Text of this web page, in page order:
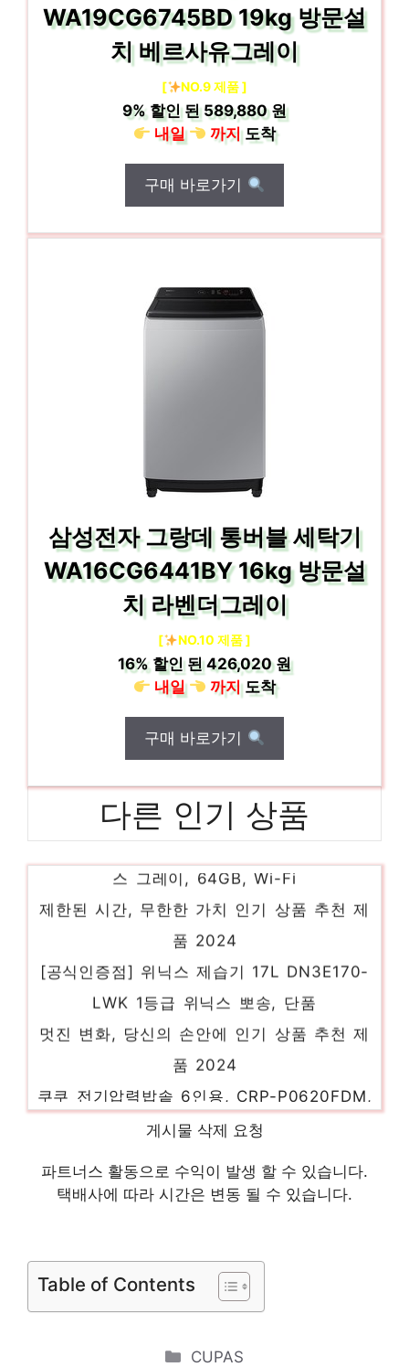
WA19CG6745BD 19kg 방문설
치 베르사유그레이
[ NO.9 제품 ]
9%할인 된589,880 원
내일
까지도착
구매 바로가기
삼성전자 그랑데 통버블 세탁기
WA16CG6441BY 16kg 방문설
치 라벤더그레이
[ NO.10 제품 ]
16%할인 된426,020 원
내일
까지도착
구매 바로가기
다른 인기 상품
Apple 아이패드 10.2 2021년 9세대, 스페이
제한된 시간, 무한한 가치 인기 상품 추천 제
품 2024
[공식인증점] 위닉스 제습기 17L DN3E170-
LWK 1등급 위닉스 뽀송, 단품
멋진 변화, 당신의 손안에 인기 상품 추천 제
품 2024
쿠쿠 전기압력밥솥 6인용, CRP-P0620FDM,
블랙
혜택 가득, 지금 바로 적용! 인기 상품 추천
제품 2024
추천 제품 2024
홈앤아트 퓨어 스팀청소기 AMS-200
게시물 삭제 요청
파트너스 활동으로 수익이 발생 할 수 있습니다.
택배사에 따라 시간은 변동 될 수 있습니다.
Table of Contents
Categories
CUPAS